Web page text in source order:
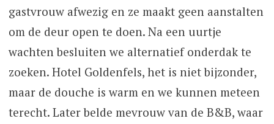
gastvrouw afwezig en ze maakt geen aanstalten
om de deur open te doen. Na een uurtje
wachten besluiten we alternatief onderdak te
zoeken. Hotel Goldenfels, het is niet bijzonder,
maar de douche is warm en we kunnen meteen
terecht. Later belde mevrouw van de B&B, waar